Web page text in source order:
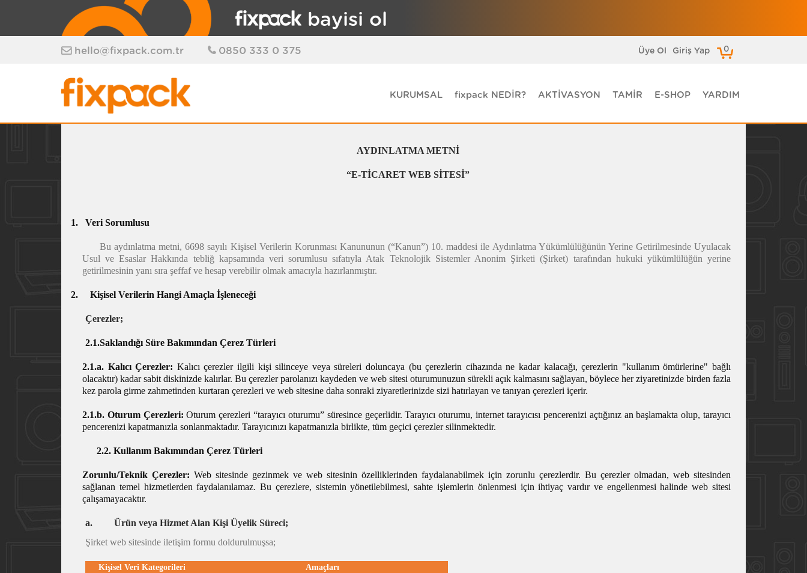
bayisi ol
hello@fixpack.com.tr 0850 333 0 375 Üye Ol Giriş Yap 0
KURUMSAL fixpack NEDİR? AKTİVASYON TAMİR E-SHOP YARDIM
AYDINLATMA METNİ
“E-TİCARET WEB SİTESİ”
1. Veri Sorumlusu
Bu aydınlatma metni, 6698 sayılı Kişisel Verilerin Korunması Kanununun (“Kanun”) 10. maddesi ile Aydınlatma Yükümlülüğünün Yerine Getirilmesinde Uyulacak
Usul ve Esaslar Hakkında tebliğ kapsamında veri sorumlusu sıfatıyla Atak Teknolojik Sistemler Anonim Şirketi (Şirket) tarafından hukuki yükümlülüğün yerine
getirilmesinin yanı sıra şeffaf ve hesap verebilir olmak amacıyla hazırlanmıştır.
2. Kişisel Verilerin Hangi Amaçla İşleneceği
Çerezler;
2.1.Saklandığı Süre Bakımından Çerez Türleri
2.1.a. Kalıcı Çerezler: Kalıcı çerezler ilgili kişi silinceye veya süreleri doluncaya (bu çerezlerin cihazında ne kadar kalacağı, çerezlerin "kullanım ömürlerine" bağlı
olacaktır) kadar sabit diskinizde kalırlar. Bu çerezler parolanızı kaydeden ve web sitesi oturumunuzun sürekli açık kalmasını sağlayan, böylece her ziyaretinizde birden fazla
kez parola girme zahmetinden kurtaran çerezleri ve web sitesine daha sonraki ziyaretlerinizde sizi hatırlayan ve tanıyan çerezleri içerir.
2.1.b. Oturum Çerezleri: Oturum çerezleri “tarayıcı oturumu” süresince geçerlidir. Tarayıcı oturumu, internet tarayıcısı pencerenizi açtığınız an başlamakta olup, tarayıcı
pencerenizi kapatmanızla sonlanmaktadır. Tarayıcınızı kapatmanızla birlikte, tüm geçici çerezler silinmektedir.
2.2. Kullanım Bakımından Çerez Türleri
Zorunlu/Teknik Çerezler: Web sitesinde gezinmek ve web sitesinin özelliklerinden faydalanabilmek için zorunlu çerezlerdir. Bu çerezler olmadan, web sitesinden
sağlanan temel hizmetlerden faydalanılamaz. Bu çerezlere, sistemin yönetilebilmesi, sahte işlemlerin önlenmesi için ihtiyaç vardır ve engellenmesi halinde web sitesi
çalışamayacaktır.
a.
Ürün veya Hizmet Alan Kişi Üyelik Süreci;
Şirket web sitesinde iletişim formu doldurulmuşsa;
Kişisel Veri Kategorileri Amaçları